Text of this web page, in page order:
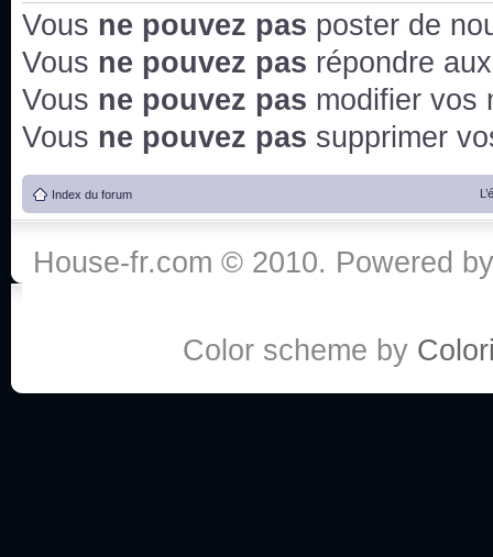
Vous ne pouvez pas poster de
Vous ne pouvez pas répondre
Vous ne pouvez pas modifier vos
Vous ne pouvez pas supprimer
Index du forum
House-fr.com © 2010. Powered
Color scheme by